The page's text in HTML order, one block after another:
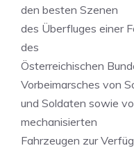
den besten Szenen
des Überfluges einer
des
Österreichischen
Vorbeimarsches von
und Soldaten sowie
mechanisierten
Fahrzeugen zur